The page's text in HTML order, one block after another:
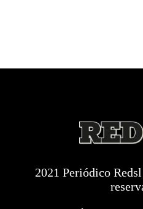
2021 Periódico